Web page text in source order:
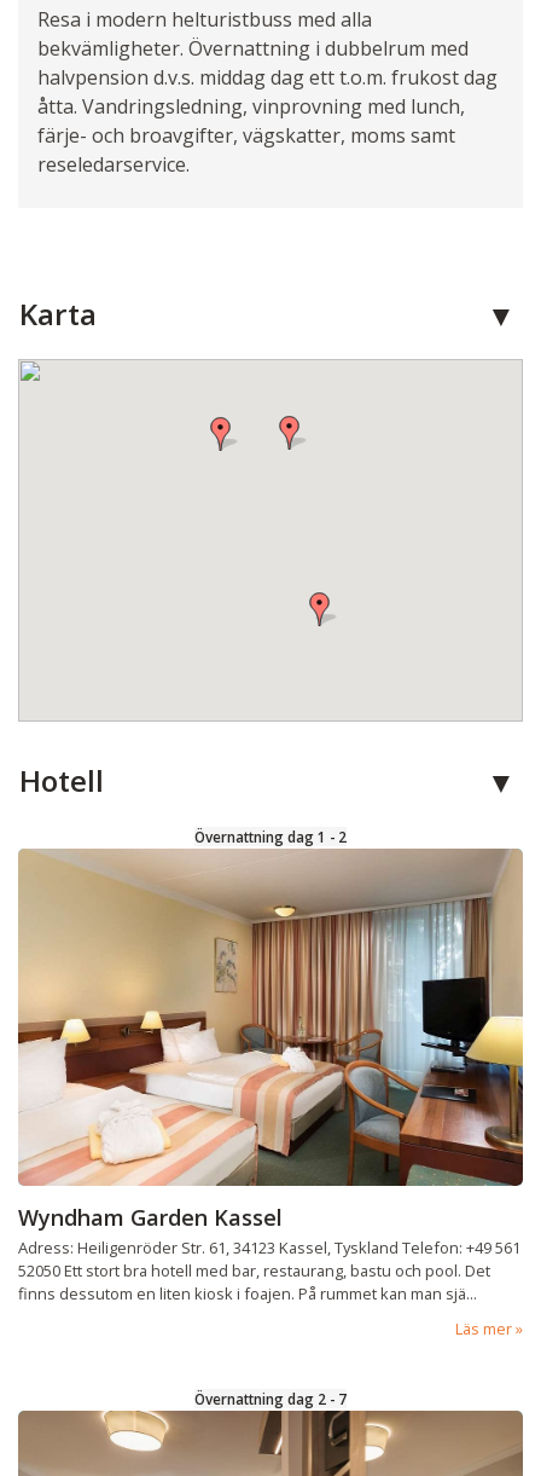
Resa i modern helturistbuss med alla
bekvämligheter. Övernattning i dubbelrum med
halvpension d.v.s. middag dag ett t.o.m. frukost dag
åtta. Vandringsledning, vinprovning med lunch,
färje- och broavgifter, vägskatter, moms samt
reseledarservice.
Karta
Hotell
Övernattning dag 1 - 2
Wyndham Garden Kassel
Adress: Heiligenröder Str. 61, 34123 Kassel, Tyskland Telefon: +49 561
52050 Ett stort bra hotell med bar, restaurang, bastu och pool. Det
finns dessutom en liten kiosk i foajen. På rummet kan man sjä...
Läs mer
Övernattning dag 2 - 7